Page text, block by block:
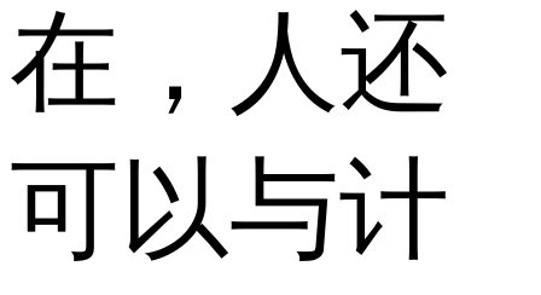
在，人还
可以与计